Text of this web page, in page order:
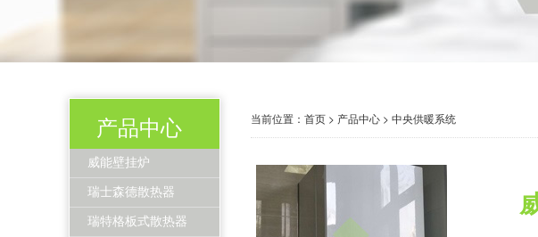
产品中心
威能壁挂炉
瑞士森德散热器
瑞特格板式散热器
当前位置： 首页 > 产品中心 > 中央供暖系统